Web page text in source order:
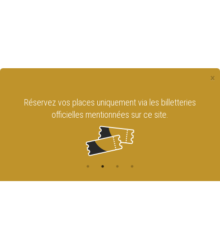
×
Retrouvez le Cirque Royal de Bruxelles
sur les réseaux sociaux !